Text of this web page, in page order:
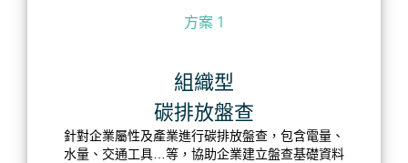
方案 1
組織型
碳排放盤查
針對企業屬性及產業進行碳排放盤查，包含電量、
水量、交通工具…等，協助企業建立盤查基礎資料